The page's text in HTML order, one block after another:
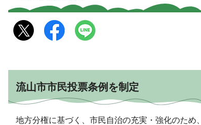
流山市市民投票条例を制定
地方分権に基づく、市民自治の充実・強化のた